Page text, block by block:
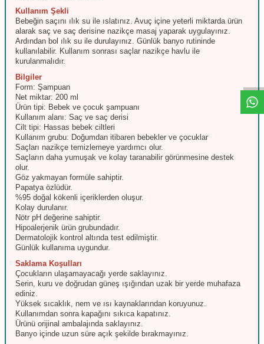
Kullanım Şekli
Bebeğin saçını ılık su ile ıslatınız. Avuç içine yeterli miktarda ürün
alarak saç ve saç derisine nazikçe masaj yaparak uygulayınız.
Ardından bol ılık su ile durulayınız. Günlük banyo rutininde
kullanılabilir. Kullanım sonrası saçlar nazikçe havlu ile
kurulanmalıdır.
Bilgiler
Form: Şampuan
Net miktar: 200 ml
Ürün tipi: Bebek ve çocuk şampuanı
Kullanım alanı: Saç ve saç derisi
Cilt tipi: Hassas bebek ciltleri
Kullanım grubu: Doğumdan itibaren bebekler ve çocuklar
Saçları nazikçe temizlemeye yardımcı olur.
Saçların daha yumuşak ve kolay taranabilir görünmesine destek
olur.
Göz yakmayan formüle sahiptir.
Papatya özlüdür.
%95 doğal kökenli içeriklerden oluşur.
Kolay durulanır.
Nötr pH değerine sahiptir.
Hipoalerjenik ürün grubundadır.
Dermatolojik kontrol altında test edilmiştir.
Günlük kullanıma uygundur.
Saklama Koşulları
Çocukların ulaşamayacağı yerde saklayınız.
Serin, kuru ve doğrudan güneş ışığından uzak bir yerde muhafaza
ediniz.
Yüksek sıcaklık, nem ve ısı kaynaklarından koruyunuz.
Kullanımdan sonra kapağını sıkıca kapatınız.
Ürünü orijinal ambalajında saklayınız.
Banyo içinde uzun süre açık şekilde bırakmayınız.